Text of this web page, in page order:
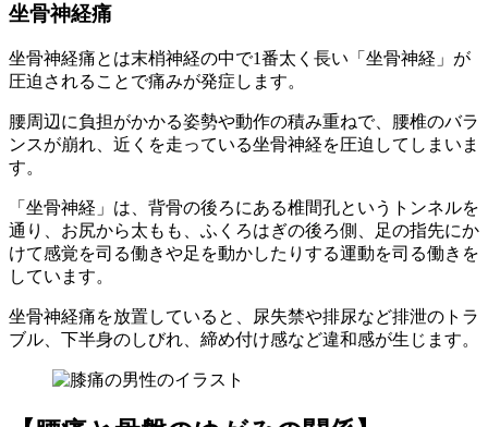
坐骨神経痛
坐骨神経痛とは末梢神経の中で1番太く長い「坐骨神経」が
圧迫されることで痛みが発症します。
腰周辺に負担がかかる姿勢や動作の積み重ねで、腰椎のバラ
ンスが崩れ、近くを走っている坐骨神経を圧迫してしまいま
す。
「坐骨神経」は、背骨の後ろにある椎間孔というトンネルを
通り、お尻から太もも、ふくろはぎの後ろ側、足の指先にか
けて感覚を司る働きや足を動かしたりする運動を司る働きを
しています。
坐骨神経痛を放置していると、尿失禁や排尿など排泄のトラ
ブル、下半身のしびれ、締め付け感など違和感が生じます。